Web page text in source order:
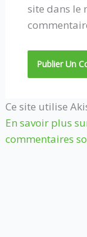
site dans le
Ce site utilise
En savoir plus
commentaires